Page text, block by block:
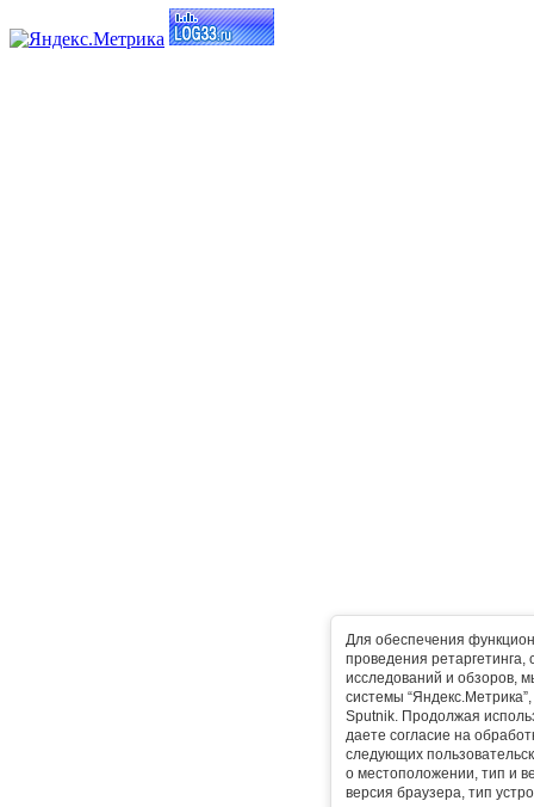
Для обеспечения
проведения ретаргетинга,
исследований и обзоров,
системы
Sputnik. Продолжая
даете согласие на
следующих
о местоположении, тип и
версия браузера, тип